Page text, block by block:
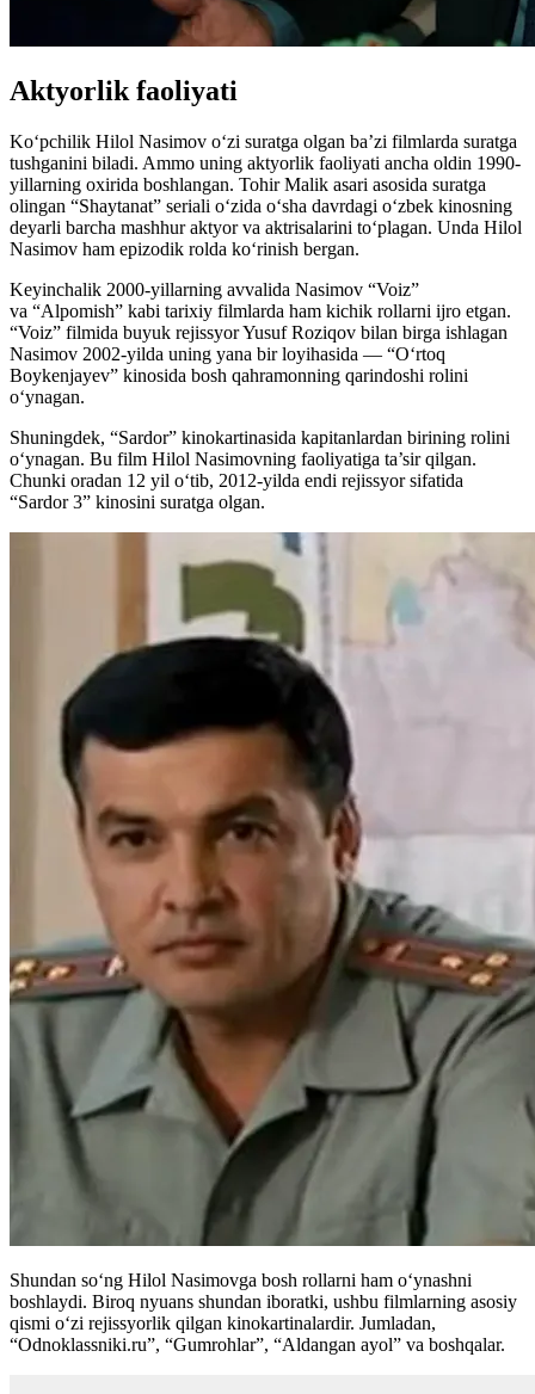
Aktyorlik faoliyati
Koʻpchilik Hilol Nasimov oʻzi suratga olgan ba’zi filmlarda suratga
tushganini biladi. Ammo uning aktyorlik faoliyati ancha oldin 1990-
yillarning oxirida boshlangan. Tohir Malik asari asosida suratga
olingan “Shaytanat” seriali oʻzida oʻsha davrdagi oʻzbek kinosning
deyarli barcha mashhur aktyor va aktrisalarini toʻplagan. Unda Hilol
Nasimov ham epizodik rolda koʻrinish bergan.
Keyinchalik 2000-yillarning avvalida Nasimov “Voiz”
va “Alpomish” kabi tarixiy filmlarda ham kichik rollarni ijro etgan.
“Voiz” filmida buyuk rejissyor Yusuf Roziqov bilan birga ishlagan
Nasimov 2002-yilda uning yana bir loyihasida — “Oʻrtoq
Boykenjayev” kinosida bosh qahramonning qarindoshi rolini
oʻynagan.
Shuningdek, “Sardor” kinokartinasida kapitanlardan birining rolini
oʻynagan. Bu film Hilol Nasimovning faoliyatiga ta’sir qilgan.
Chunki oradan 12 yil oʻtib, 2012-yilda endi rejissyor sifatida
“Sardor 3” kinosini suratga olgan.
Shundan soʻng Hilol Nasimovga bosh rollarni ham oʻynashni
boshlaydi. Biroq nyuans shundan iboratki, ushbu filmlarning asosiy
qismi oʻzi rejissyorlik qilgan kinokartinalardir. Jumladan,
“Odnoklassniki.ru”, “Gumrohlar”, “Aldangan ayol” va boshqalar.